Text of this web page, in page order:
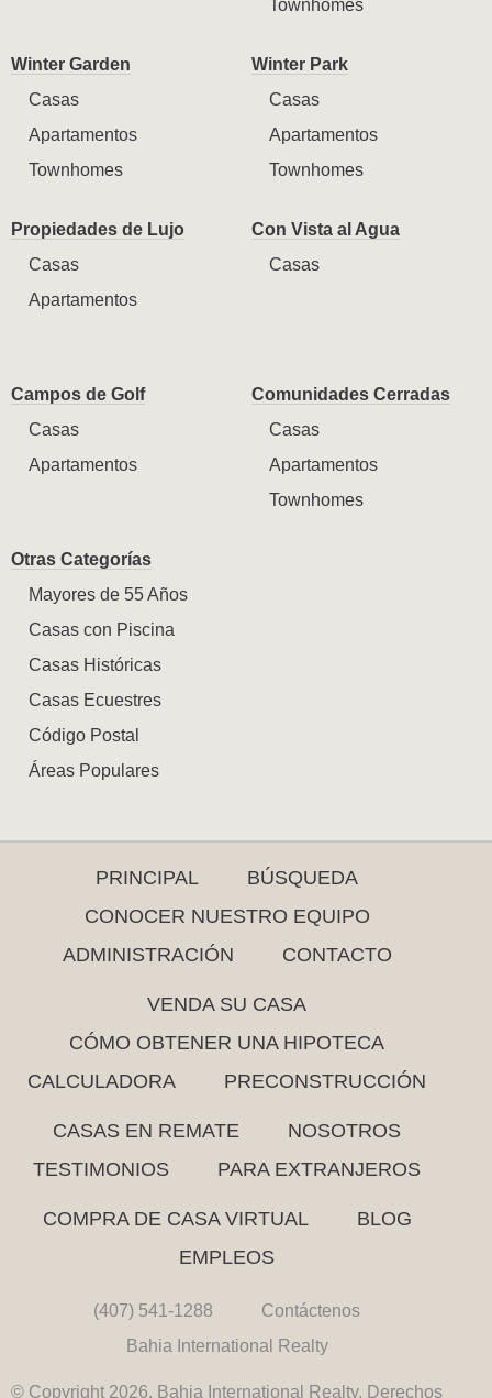
Townhomes
Winter Garden
Casas
Apartamentos
Townhomes
Winter Park
Casas
Apartamentos
Townhomes
Propiedades de Lujo
Casas
Apartamentos
Con Vista al Agua
Casas
Campos de Golf
Casas
Apartamentos
Comunidades Cerradas
Casas
Apartamentos
Townhomes
Otras Categorías
Mayores de 55 Años
Casas con Piscina
Casas Históricas
Casas Ecuestres
Código Postal
Áreas Populares
PRINCIPAL
BÚSQUEDA
CONOCER NUESTRO EQUIPO
ADMINISTRACIÓN
CONTACTO
VENDA SU CASA
CÓMO OBTENER UNA HIPOTECA
CALCULADORA
PRECONSTRUCCIÓN
CASAS EN REMATE
NOSOTROS
TESTIMONIOS
PARA EXTRANJEROS
COMPRA DE CASA VIRTUAL
BLOG
EMPLEOS
(407) 541-1288
Contáctenos
Bahia International Realty
© Copyright 2026. Bahia International Realty. Derechos